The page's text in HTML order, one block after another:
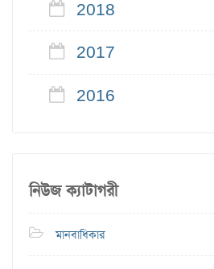
2018
2017
2016
নিউজ ক্যাটাগরী
মানবাধিকার